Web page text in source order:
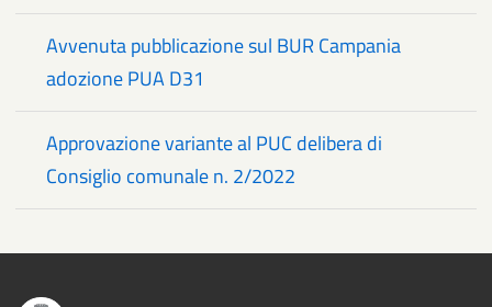
Avvenuta pubblicazione sul BUR Campania
adozione PUA D31
Approvazione variante al PUC delibera di
Consiglio comunale n. 2/2022